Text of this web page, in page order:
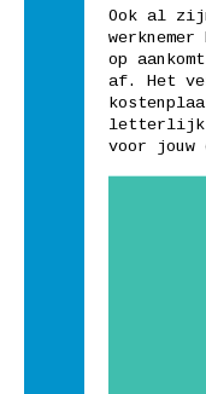
Ook al
op
af. Het
letterlijk
voor jouw